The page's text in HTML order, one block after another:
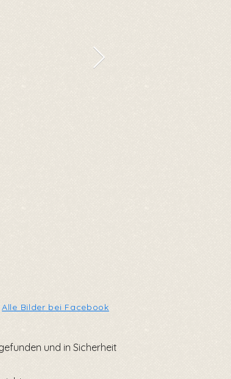
Alle Bilder bei Facebook
und in Sicherheit